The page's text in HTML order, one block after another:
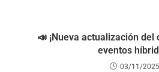
📣 ¡Nueva actualización del
eventos
03/11/2025